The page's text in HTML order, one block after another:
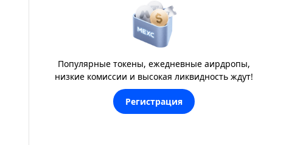
Популярные токены, ежедневные аирдропы,
низкие комиссии и высокая ликвидность ждут!
Регистрация